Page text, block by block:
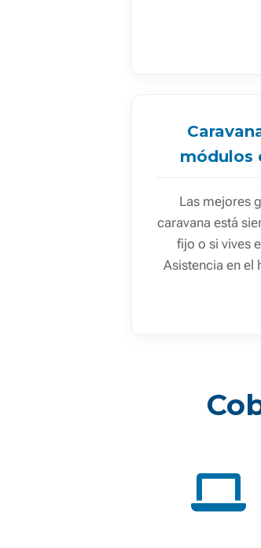
módulos
Las mejores
caravana está
fijo o si vives
Asistencia en el